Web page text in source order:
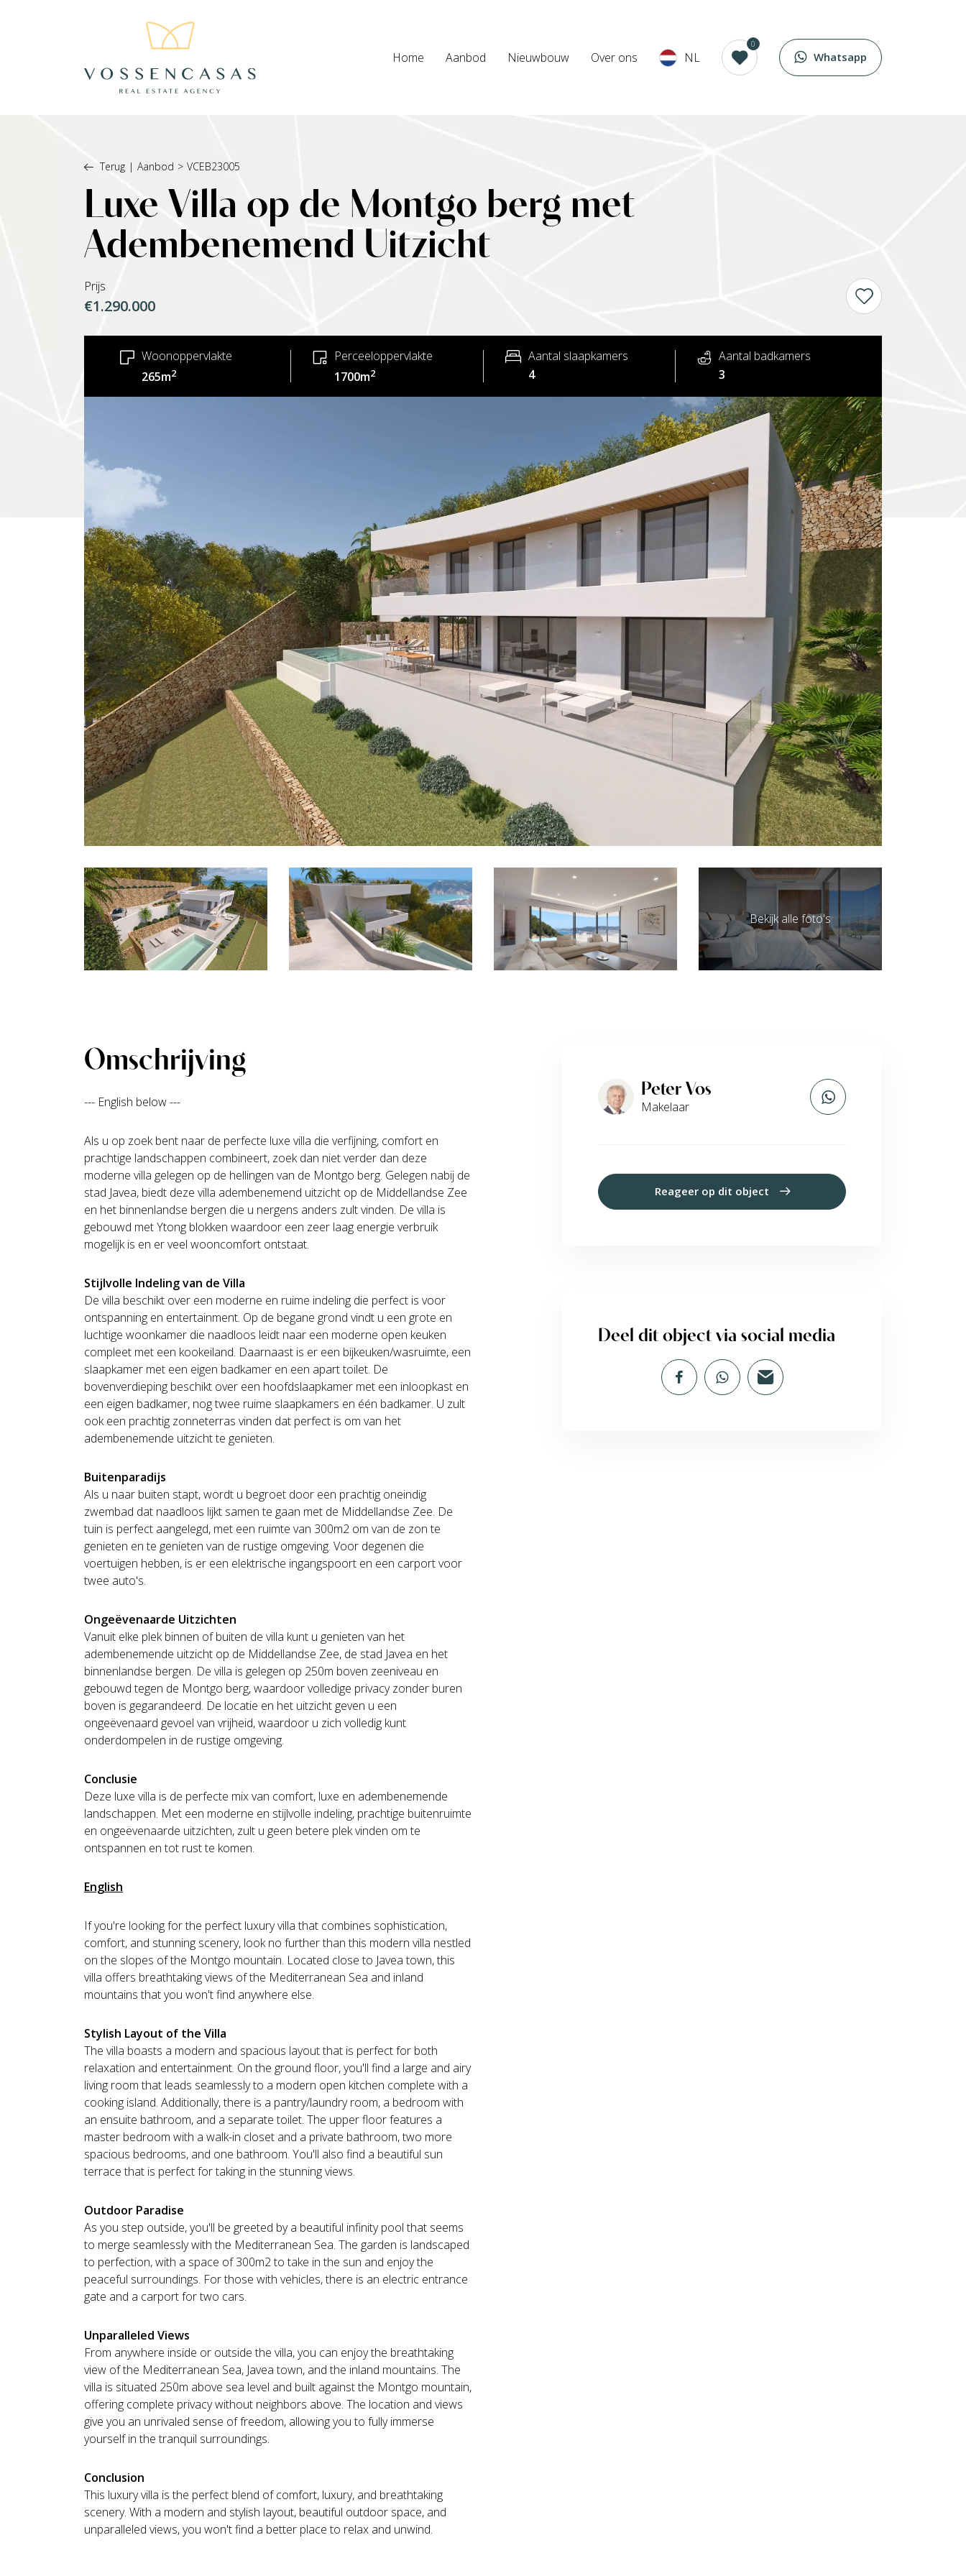
Home Aanbod Nieuwbouw Over ons NL
0
Whatsapp
Terug | Aanbod > VCEB23005
Luxe Villa op de Montgo berg met
Adembenemend Uitzicht
Prijs
€1.290.000
Woonoppervlakte
265m2
Perceeloppervlakte
1700m2
Aantal slaapkamers
4
Aantal badkamers
3
Bekijk alle foto's
Omschrijving
--- English below ---
Als u op zoek bent naar de perfecte luxe villa die verfijning, comfort en
prachtige landschappen combineert, zoek dan niet verder dan deze
moderne villa gelegen op de hellingen van de Montgo berg. Gelegen nabij de
stad Javea, biedt deze villa adembenemend uitzicht op de Middellandse Zee
en het binnenlandse bergen die u nergens anders zult vinden. De villa is
gebouwd met Ytong blokken waardoor een zeer laag energie verbruik
mogelijk is en er veel wooncomfort ontstaat.
Stijlvolle Indeling van de Villa
De villa beschikt over een moderne en ruime indeling die perfect is voor
ontspanning en entertainment. Op de begane grond vindt u een grote en
luchtige woonkamer die naadloos leidt naar een moderne open keuken
compleet met een kookeiland. Daarnaast is er een bijkeuken/wasruimte, een
slaapkamer met een eigen badkamer en een apart toilet. De
bovenverdieping beschikt over een hoofdslaapkamer met een inloopkast en
een eigen badkamer, nog twee ruime slaapkamers en één badkamer. U zult
ook een prachtig zonneterras vinden dat perfect is om van het
adembenemende uitzicht te genieten.
Buitenparadijs
Als u naar buiten stapt, wordt u begroet door een prachtig oneindig
zwembad dat naadloos lijkt samen te gaan met de Middellandse Zee. De
tuin is perfect aangelegd, met een ruimte van 300m2 om van de zon te
genieten en te genieten van de rustige omgeving. Voor degenen die
voertuigen hebben, is er een elektrische ingangspoort en een carport voor
twee auto's.
Ongeëvenaarde Uitzichten
Vanuit elke plek binnen of buiten de villa kunt u genieten van het
adembenemende uitzicht op de Middellandse Zee, de stad Javea en het
binnenlandse bergen. De villa is gelegen op 250m boven zeeniveau en
gebouwd tegen de Montgo berg, waardoor volledige privacy zonder buren
boven is gegarandeerd. De locatie en het uitzicht geven u een
ongeëvenaard gevoel van vrijheid, waardoor u zich volledig kunt
onderdompelen in de rustige omgeving.
Conclusie
Deze luxe villa is de perfecte mix van comfort, luxe en adembenemende
landschappen. Met een moderne en stijlvolle indeling, prachtige buitenruimte
en ongeëvenaarde uitzichten, zult u geen betere plek vinden om te
ontspannen en tot rust te komen.
English
If you're looking for the perfect luxury villa that combines sophistication,
comfort, and stunning scenery, look no further than this modern villa nestled
on the slopes of the Montgo mountain. Located close to Javea town, this
villa offers breathtaking views of the Mediterranean Sea and inland
mountains that you won't find anywhere else.
Stylish Layout of the Villa
The villa boasts a modern and spacious layout that is perfect for both
relaxation and entertainment. On the ground floor, you'll find a large and airy
living room that leads seamlessly to a modern open kitchen complete with a
cooking island. Additionally, there is a pantry/laundry room, a bedroom with
an ensuite bathroom, and a separate toilet. The upper floor features a
master bedroom with a walk-in closet and a private bathroom, two more
spacious bedrooms, and one bathroom. You'll also find a beautiful sun
terrace that is perfect for taking in the stunning views.
Outdoor Paradise
As you step outside, you'll be greeted by a beautiful infinity pool that seems
to merge seamlessly with the Mediterranean Sea. The garden is landscaped
to perfection, with a space of 300m2 to take in the sun and enjoy the
peaceful surroundings. For those with vehicles, there is an electric entrance
gate and a carport for two cars.
Unparalleled Views
From anywhere inside or outside the villa, you can enjoy the breathtaking
view of the Mediterranean Sea, Javea town, and the inland mountains. The
villa is situated 250m above sea level and built against the Montgo mountain,
offering complete privacy without neighbors above. The location and views
give you an unrivaled sense of freedom, allowing you to fully immerse
yourself in the tranquil surroundings.
Conclusion
This luxury villa is the perfect blend of comfort, luxury, and breathtaking
scenery. With a modern and stylish layout, beautiful outdoor space, and
unparalleled views, you won't find a better place to relax and unwind.
Peter Vos
Makelaar
Reageer op dit object
Deel dit object via social media